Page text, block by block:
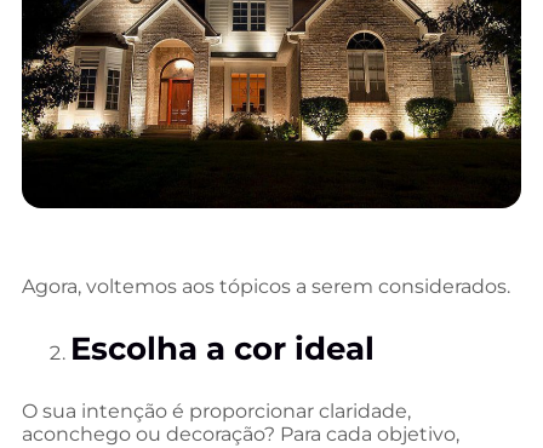
Agora, voltemos aos tópicos a serem considerados.
Escolha a cor ideal
O sua intenção é proporcionar claridade,
aconchego ou decoração? Para cada objetivo,